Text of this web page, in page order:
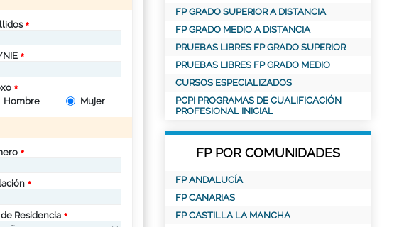
Hombre
Mujer
de Residencia
FP GRADO SUPERIOR A DISTANCIA
FP GRADO MEDIO A DISTANCIA
PRUEBAS LIBRES FP GRADO SUPERIOR
PRUEBAS LIBRES FP GRADO MEDIO
CURSOS ESPECIALIZADOS
PCPI PROGRAMAS DE CUALIFICACIÓN
PROFESIONAL INICIAL
FP POR COMUNIDADES
FP ANDALUCÍA
FP CANARIAS
FP CASTILLA LA MANCHA